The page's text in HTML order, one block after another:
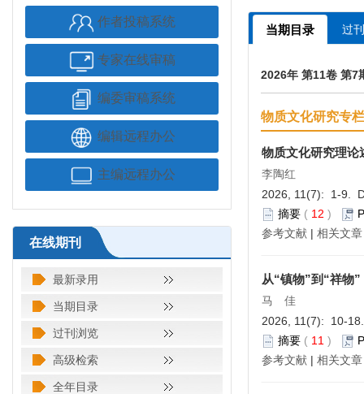
作者投稿系统
专家在线审稿
编委审稿系统
编辑远程办公
主编远程办公
在线期刊
最新录用
当期目录
过刊浏览
高级检索
全年目录
当期目录 过
2026年 第11卷 第
物质文化研究专栏
物质文化研究理论
李陶红
2026, 11(7): 1-9.
摘要 ( 12 )
参考文献 | 相关文章
从“镇物”到“祥物
马 佳
2026, 11(7): 10-
摘要 ( 11 )
参考文献 | 相关文章